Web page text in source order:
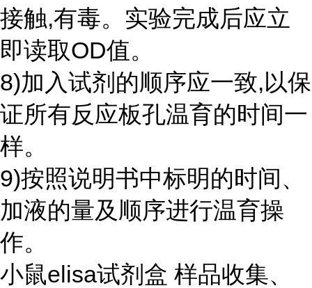
接触,有毒。实验完成后应立
即读取OD值。
8)加入试剂的顺序应一致,以保
证所有反应板孔温育的时间一
样。
9)按照说明书中标明的时间、
加液的量及顺序进行温育操
作。
小鼠elisa试剂盒 样品收集、